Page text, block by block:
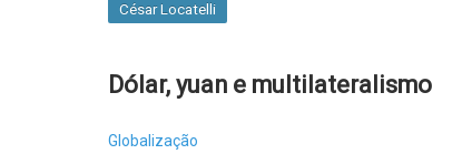
César Locatelli
Dólar, yuan e multilateralismo
Globalização